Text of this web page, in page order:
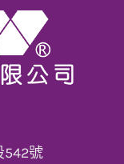
542號